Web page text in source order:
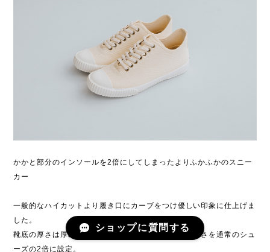
かかと部分のインソールを2倍にしてしまったよりふかふかのスニー
カー
一般的なハイカットより履き口にカーブをつけ優しい印象に仕上げま
した。
靴底の厚さは厚めにし、かかと部分のインソールの厚さを通常のシュ
ーズの2倍に設定。
ショップに質問する